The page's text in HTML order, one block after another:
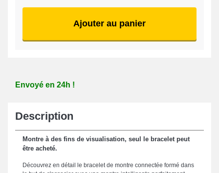
Ajouter au panier
Envoyé en 24h !
Description
Montre à des fins de visualisation, seul le bracelet peut
être acheté.
Découvrez en détail le bracelet de montre connectée formé dans